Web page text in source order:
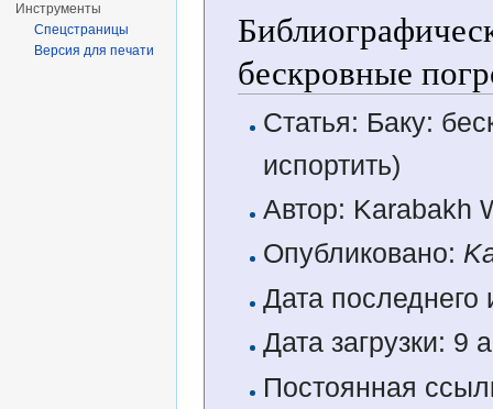
бескровные
Статья: Баку:
испортить)
Автор: Karabakh
Опубликовано:
Дата
Дата загрузки: 9
Постоянная
Инструменты
Спецстраницы
Версия для печати